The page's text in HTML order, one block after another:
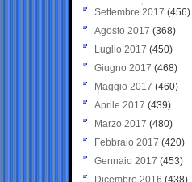
Settembre 2017 (456)
Agosto 2017 (368)
Luglio 2017 (450)
Giugno 2017 (468)
Maggio 2017 (460)
Aprile 2017 (439)
Marzo 2017 (480)
Febbraio 2017 (420)
Gennaio 2017 (453)
Dicembre 2016 (438)